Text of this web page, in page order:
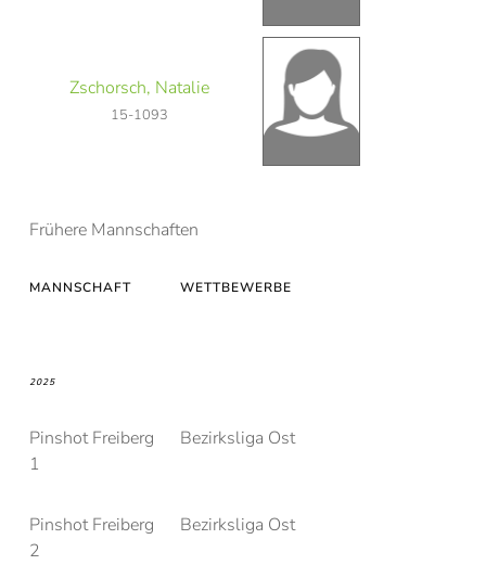
Zschorsch, Natalie
15-1093
Frühere Mannschaften
MANNSCHAFT WETTBEWERBE
2025
Pinshot Freiberg
1
Bezirksliga Ost
Pinshot Freiberg
2
Bezirksliga Ost